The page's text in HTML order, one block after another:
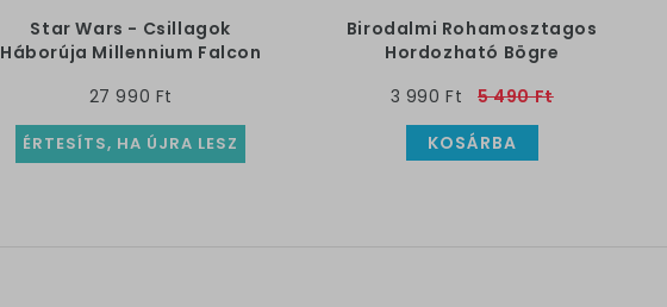
Star Wars - Csillagok
Háborúja Millennium Falcon
27 990 Ft
ÉRTESÍTS, HA ÚJRA LESZ
Birodalmi Rohamosztagos
Hordozható Bögre
3 990 Ft
5 490 Ft
KOSÁRBA